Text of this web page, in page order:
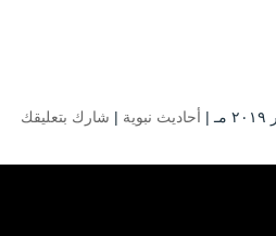
أحاديث نبوية | شارك بتعليقك